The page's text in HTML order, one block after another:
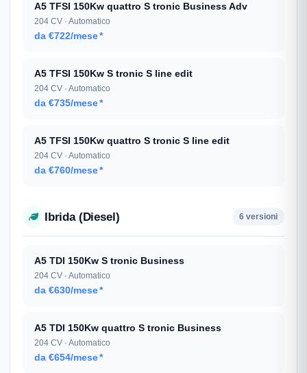
A5 TFSI 150Kw quattro S tronic Business Adv
204 CV · Automatico
da €722/mese*
A5 TFSI 150Kw S tronic S line edit
204 CV · Automatico
da €735/mese*
A5 TFSI 150Kw quattro S tronic S line edit
204 CV · Automatico
da €760/mese*
Ibrida (Diesel) 6 versioni
A5 TDI 150Kw S tronic Business
204 CV · Automatico
da €630/mese*
A5 TDI 150Kw quattro S tronic Business
204 CV · Automatico
da €654/mese*